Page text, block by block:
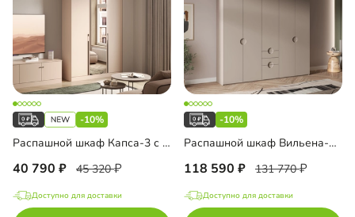
-10%
Распашной шкаф Капса-3 с зеркалом и антресолью
40 790 45 320
Доступно для доставки
-10%
Распашной шкаф Вильена-5.3 с антресолью
118 590 131 770
Доступно для доставки